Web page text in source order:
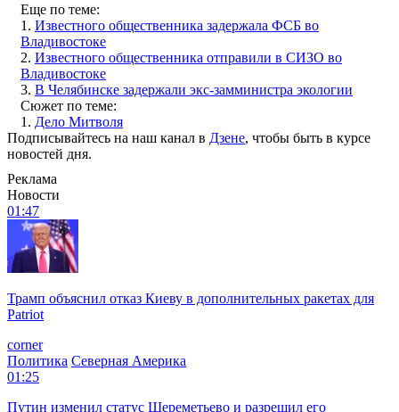
Еще по теме:
1. Известного общественника задержала ФСБ во
Владивостоке
2. Известного общественника отправили в СИЗО во
Владивостоке
3. В Челябинске задержали экс-замминистра экологии
Сюжет по теме:
1. Дело Митволя
Подписывайтесь на наш канал в Дзене, чтобы быть в курсе
новостей дня.
Реклама
Новости
01:47
Трамп объяснил отказ Киеву в дополнительных ракетах для
Patriot
corner
Политика Северная Америка
01:25
Путин изменил статус Шереметьево и разрешил его